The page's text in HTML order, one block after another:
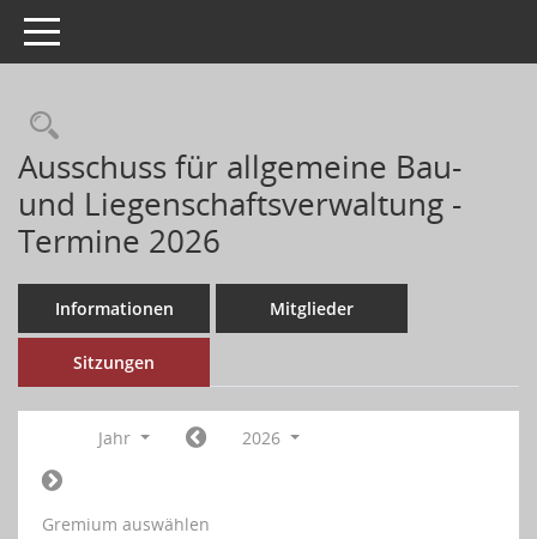
Toggle navigation
Ausschuss für allgemeine Bau-
und Liegenschaftsverwaltung -
Termine 2026
Informationen Mitglieder
Sitzungen
Jahr 2026
Gremium auswählen